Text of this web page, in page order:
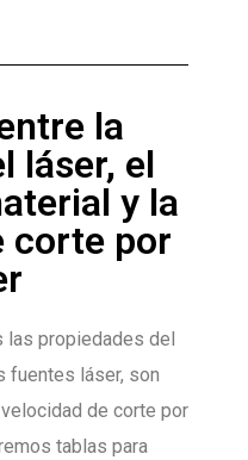
la
láser, el
y la
corte por
las propiedades del
fuentes láser, son
de corte por
tablas para